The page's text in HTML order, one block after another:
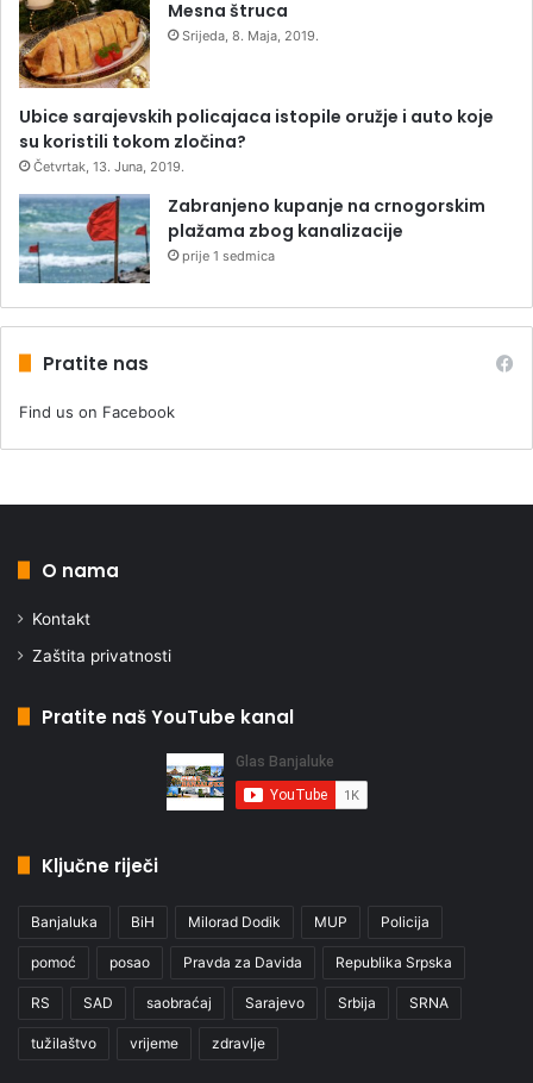
Mesna štruca
Srijeda, 8. Maja, 2019.
Ubice sarajevskih policajaca istopile oružje i auto koje
su koristili tokom zločina?
Četvrtak, 13. Juna, 2019.
Zabranjeno kupanje na crnogorskim
plažama zbog kanalizacije
prije 1 sedmica
Pratite nas
Find us on Facebook
O nama
Kontakt
Zaštita privatnosti
Pratite naš YouTube kanal
Ključne riječi
Banjaluka BiH Milorad Dodik MUP Policija
pomoć posao Pravda za Davida Republika Srpska
RS SAD saobraćaj Sarajevo Srbija SRNA
tužilaštvo vrijeme zdravlje